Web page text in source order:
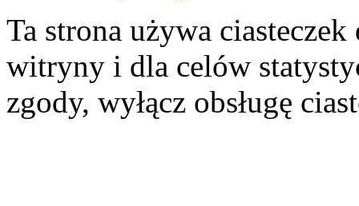
Ta strona używa
witryny i dla celów
zgody, wyłącz obsługę